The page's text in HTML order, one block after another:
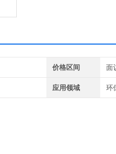
价格区间 面
应用领域 环